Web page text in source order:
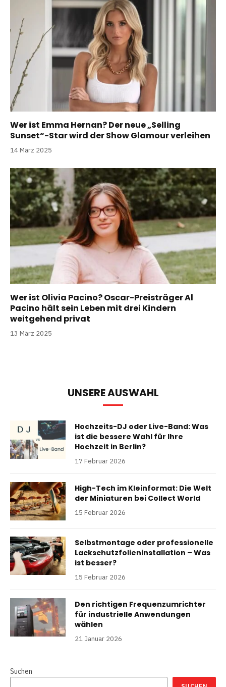
Wer ist Emma Hernan? Der neue „Selling
Sunset“-Star wird der Show Glamour verleihen
14 März 2025
Wer ist Olivia Pacino? Oscar-Preisträger Al
Pacino hält sein Leben mit drei Kindern
weitgehend privat
13 März 2025
UNSERE AUSWAHL
Hochzeits-DJ oder Live-Band: Was
ist die bessere Wahl für Ihre
Hochzeit in Berlin?
17 Februar 2026
High-Tech im Kleinformat: Die Welt
der Miniaturen bei Collect World
15 Februar 2026
Selbstmontage oder professionelle
Lackschutzfolieninstallation – Was
ist besser?
15 Februar 2026
Den richtigen Frequenzumrichter
für industrielle Anwendungen
wählen
21 Januar 2026
Suchen